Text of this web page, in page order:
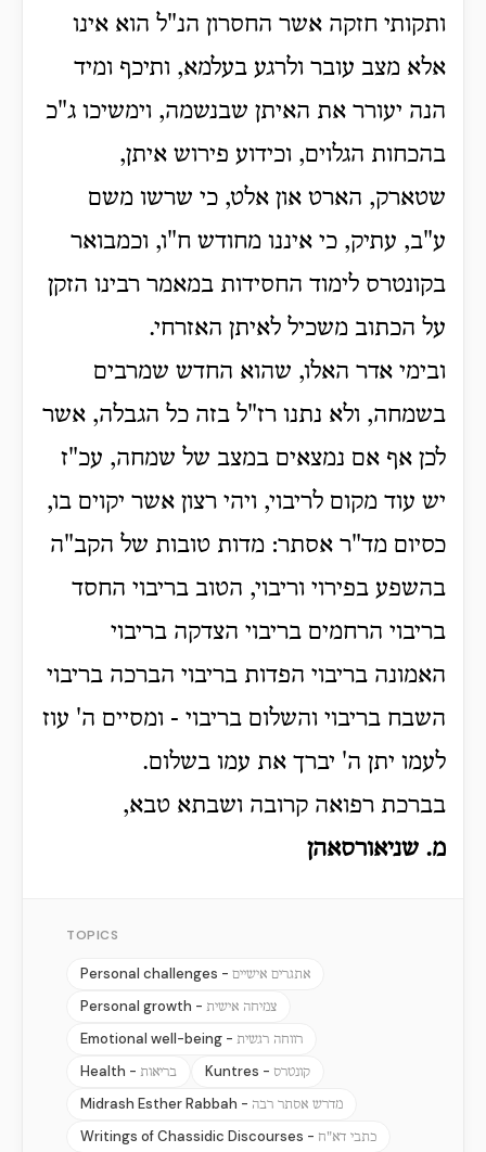
ותקותי חזקה אשר החסרון הנ"ל הוא אינו
אלא מצב עובר ולרגע בעלמא, ותיכף ומיד
הנה יעורר את האיתן שבנשמה, וימשיכו ג"כ
בהכחות הגלוים, וכידוע פירוש איתן,
שטארק, הארט און אלט, כי שרשו משם
ע"ב, עתיק, כי איננו מחודש ח"ו, וכמבואר
בקונטרס לימוד החסידות במאמר רבינו הזקן
על הכתוב משכיל לאיתן האזרחי.
ובימי אדר האלו, שהוא החדש שמרבים
בשמחה, ולא נתנו רז"ל בזה כל הגבלה, אשר
לכן אף אם נמצאים במצב של שמחה, עכ"ז
יש עוד מקום לריבוי, ויהי רצון אשר יקוים בו,
כסיום מד"ר אסתר: מדות טובות של הקב"ה
בהשפע בפירוי וריבוי, הטוב בריבוי החסד
בריבוי הרחמים בריבוי הצדקה בריבוי
האמונה בריבוי הפדות בריבוי הברכה בריבוי
השבח בריבוי והשלום בריבוי - ומסיים ה' עוז
לעמו יתן ה' יברך את עמו בשלום.
בברכת רפואה קרובה ושבתא טבא,
מ. שניאורסאהן
TOPICS
Personal challenges - אתגרים אישיים
Personal growth - צמיחה אישית
Emotional well-being - רווחה רגשית
Health - בריאות Kuntres - קונטרס
Midrash Esther Rabbah - מדרש אסתר רבה
Writings of Chassidic Discourses - כתבי דא"ח